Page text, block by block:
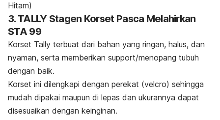
Hitam)
3. TALLY Stagen Korset Pasca Melahirkan
STA 99
Korset Tally terbuat dari bahan yang ringan, halus, dan
nyaman, serta memberikan support/menopang tubuh
dengan baik.
Korset ini dilengkapi dengan perekat (velcro) sehingga
mudah dipakai maupun di lepas dan ukurannya dapat
disesuaikan dengan keinginan.